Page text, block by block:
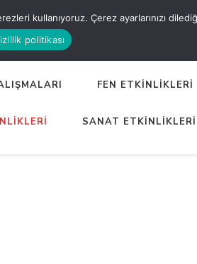
FEN ETKİNLİKLERİ
SANAT ETKİNLİKLERİ
kullanıyoruz. Çerez ayarlarınızı
politikası